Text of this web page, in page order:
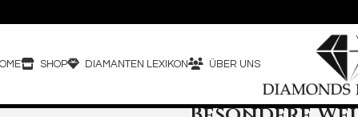
SHOP DIAMANTEN LEXIKON ÜBER UNS